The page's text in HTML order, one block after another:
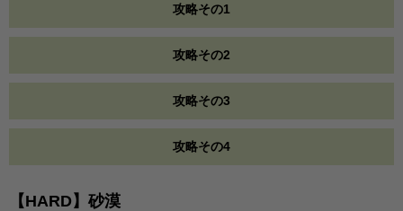
攻略その1
攻略その2
攻略その3
攻略その4
【HARD】砂漠